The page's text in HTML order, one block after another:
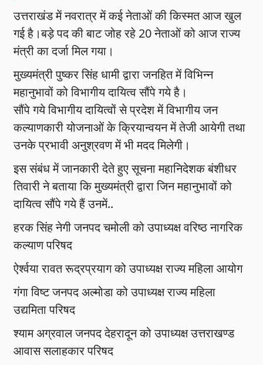
उत्तराखंड में नवरात्र में कई नेताओं की किस्मत आज खुल
गई है।बड़े पद की बाट जोह रहे 20 नेताओं को आज राज्य
मंत्री का दर्जा मिल गया।
मुख्यमंत्री पुष्कर सिंह धामी द्वारा जनहित में विभिन्न
महानुभावों को विभागीय दायित्व सौंपे गये है।
सौंपे गये विभागीय दायित्वों से प्रदेश में विभागीय जन
कल्याणकारी योजनाओं के क्रियान्वयन में तेजी आयेगी तथा
उनके प्रभावी अनुश्रवण में भी मदद मिलेगी।
इस संबंध में जानकारी देते हुए सूचना महानिदेशक बंशीधर
तिवारी ने बताया कि मुख्यमंत्री द्वारा जिन महानुभावों को
दायित्व सौंपे गये हैं उनमें..
हरक सिंह नेगी जनपद चमोली को उपाध्यक्ष वरिष्ठ नागरिक
कल्याण परिषद
ऐर्श्वया रावत रूद्रप्रयाग को उपाध्यक्ष राज्य महिला आयोग
गंगा विष्ट जनपद अल्मोडा को उपाध्यक्ष राज्य महिला
उद्यमिता परिषद
श्याम अग्रवाल जनपद देहरादून को उपाध्यक्ष उत्तराखण्ड
आवास सलाहकार परिषद